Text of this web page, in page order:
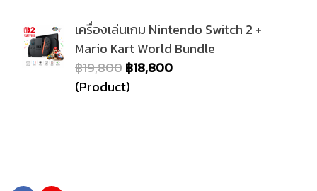
เครื่องเล่นเกม Nintendo Switch 2 +
Mario Kart World Bundle
฿19,800฿18,800
(Product)